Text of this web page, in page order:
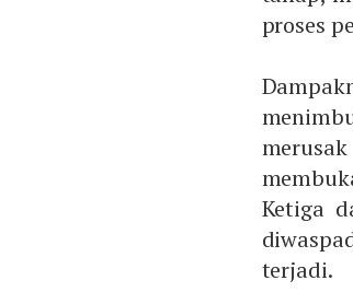
proses
Ketiga
terjadi.